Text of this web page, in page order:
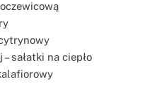
sałatki na ciepło